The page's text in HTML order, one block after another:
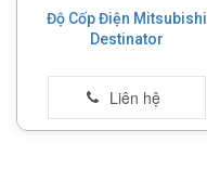
Độ Cốp Điện Mitsubishi
Destinator